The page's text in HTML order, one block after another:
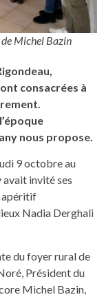
de Michel Bazin
consacrées à
nous propose.
9 octobre au
invité ses
apéritif
Nadia Derghali
du foyer rural de
Président du
Michel Bazin,